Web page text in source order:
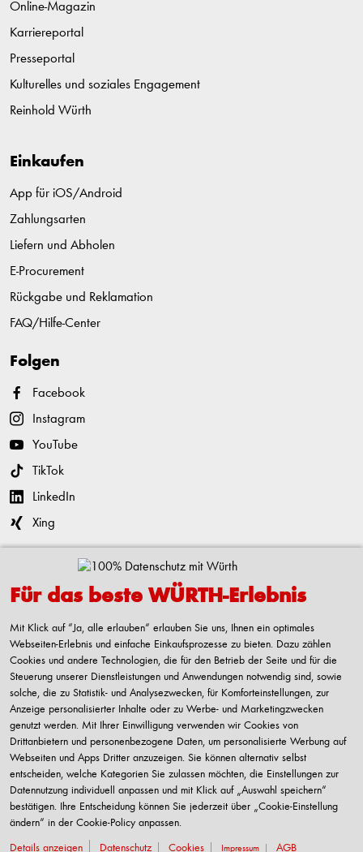
Online-Magazin
Karriereportal
Presseportal
Kulturelles und soziales Engagement
Reinhold Würth
Einkaufen
App für iOS/Android
Zahlungsarten
Liefern und Abholen
E-Procurement
Rückgabe und Reklamation
FAQ/Hilfe-Center
Folgen
Facebook
Instagram
YouTube
TikTok
LinkedIn
Xing
Kontaktieren
Adolf Würth GmbH & Co. KG
74653 Künzelsau-Gaisbach
Deutschland
Alle Kontaktmöglichkeiten
+49 7940 15-2400
info@wuerth.com
Verkauf nur an Unternehmer, Gewerbetreibende, Freiberufler und öffentliche
Institutionen, nicht jedoch an Verbraucher im Sinne des § 13 BGB. Alle Preise in
Euro zzgl. gesetzl. MwSt. Angebote freibleibend
Für das beste WÜRTH-Erlebnis
Mit Klick auf “Ja, alle erlauben“ erlauben Sie uns, Ihnen ein optimales
Webseiten-Erlebnis und einfache Einkaufsprozesse zu bieten. Dazu zählen
Cookies und andere Technologien, die für den Betrieb der Seite und für die
Steuerung unserer Dienstleistungen und Anwendungen notwendig sind, sowie
solche, die zu Statistik- und Analysezwecken, für Komforteinstellungen, zur
Anzeige personalisierter Inhalte oder zu Werbe- und Marketingzwecken
genutzt werden. Mit Ihrer Einwilligung verwenden wir Cookies von
Drittanbietern und personenbezogene Daten, um personalisierte Werbung auf
Webseiten und Apps Dritter anzuzeigen. Sie können alternativ selbst
entscheiden, welche Kategorien Sie zulassen möchten, die Einstellungen zur
Datennutzung individuell anpassen und mit Klick auf „Auswahl speichern“
bestätigen. Ihre Entscheidung können Sie jederzeit über „Cookie-Einstellung
ändern“ in der Cookie-Policy anpassen.
Details anzeigen Datenschutz Cookies Impressum AGB